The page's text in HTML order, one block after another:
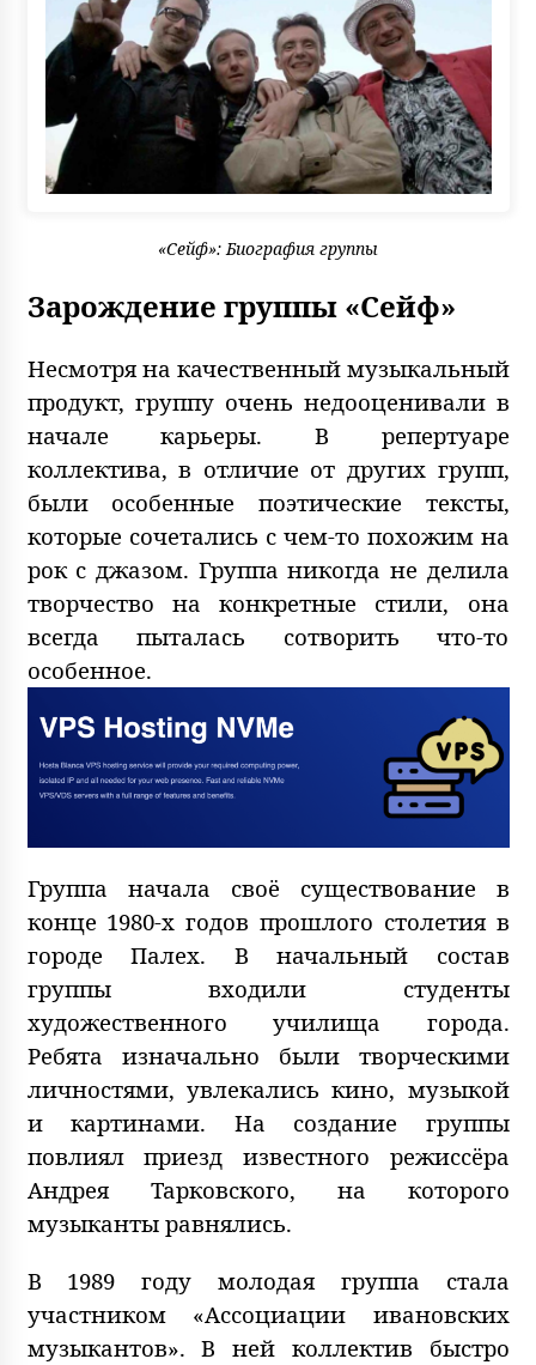
«Сейф»: Биография группы
Зарождение группы «Сейф»
Несмотря на качественный музыкальный
продукт, группу очень недооценивали в
начале карьеры. В репертуаре
коллектива, в отличие от других групп,
были особенные поэтические тексты,
которые сочетались с чем-то похожим на
рок с джазом. Группа никогда не делила
творчество на конкретные стили, она
всегда пыталась сотворить что-то
особенное.
Группа начала своё существование в
конце 1980-х годов прошлого столетия в
городе Палех. В начальный состав
группы входили студенты
художественного училища города.
Ребята изначально были творческими
личностями, увлекались кино, музыкой
и картинами. На создание группы
повлиял приезд известного режиссёра
Андрея Тарковского, на которого
музыканты равнялись.
В 1989 году молодая группа стала
участником «Ассоциации ивановских
музыкантов». В ней коллектив быстро